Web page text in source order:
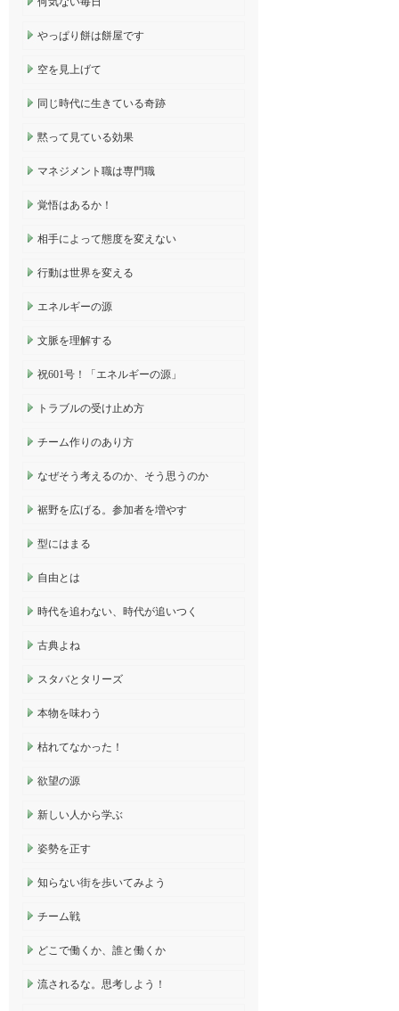
やっぱり餅は餅屋です
空を見上げて
同じ時代に生きている奇跡
黙って見ている効果
マネジメント職は専門職
覚悟はあるか！
相手によって態度を変えない
行動は世界を変える
エネルギーの源
文脈を理解する
祝601号！「エネルギーの源」
トラブルの受け止め方
チーム作りのあり方
なぜそう考えるのか、そう思うのか
裾野を広げる。参加者を増やす
型にはまる
自由とは
時代を追わない、時代が追いつく
古典よね
スタバとタリーズ
本物を味わう
枯れてなかった！
欲望の源
新しい人から学ぶ
姿勢を正す
知らない街を歩いてみよう
チーム戦
どこで働くか、誰と働くか
流されるな。思考しよう！